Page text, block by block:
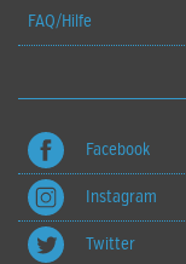
FAQ/Hilfe
Facebook
Instagram
Twitter